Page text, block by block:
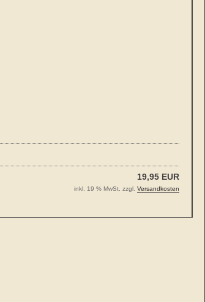
19,95 EUR
inkl. 19 % MwSt. zzgl. Versandkosten